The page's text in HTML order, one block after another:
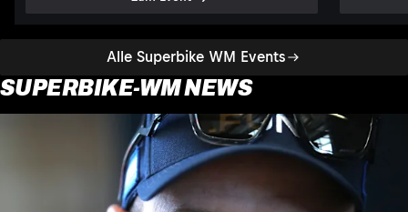
Alle Superbike WM Events
SUPERBIKE-WM NEWS